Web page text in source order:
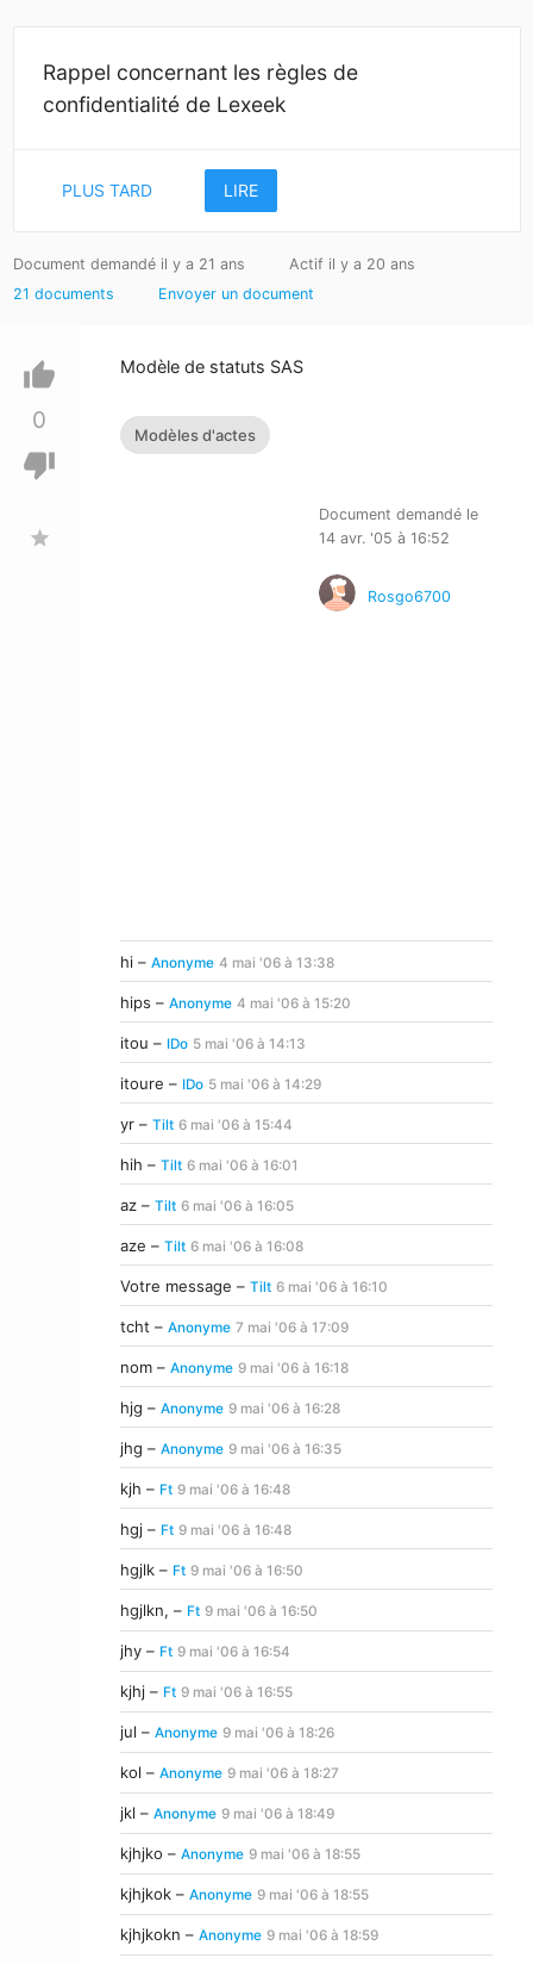
Rappel concernant les règles de
confidentialité de Lexeek
PLUS TARD LIRE
Document demandé il y a 21 ans
Actif il y a 20 ans
21 documents
Envoyer un document
thumb_up
0
thumb_down
star
Modèle de statuts SAS
Modèles d'actes
Document demandé le
14 avr. '05 à 16:52
Rosgo6700
hi – Anonyme 4 mai '06 à 13:38
hips – Anonyme 4 mai '06 à 15:20
itou – IDo 5 mai '06 à 14:13
itoure – IDo 5 mai '06 à 14:29
yr – Tilt 6 mai '06 à 15:44
hih – Tilt 6 mai '06 à 16:01
az – Tilt 6 mai '06 à 16:05
aze – Tilt 6 mai '06 à 16:08
Votre message – Tilt 6 mai '06 à 16:10
tcht – Anonyme 7 mai '06 à 17:09
nom – Anonyme 9 mai '06 à 16:18
hjg – Anonyme 9 mai '06 à 16:28
jhg – Anonyme 9 mai '06 à 16:35
kjh – Ft 9 mai '06 à 16:48
hgj – Ft 9 mai '06 à 16:48
hgjlk – Ft 9 mai '06 à 16:50
hgjlkn, – Ft 9 mai '06 à 16:50
jhy – Ft 9 mai '06 à 16:54
kjhj – Ft 9 mai '06 à 16:55
jul – Anonyme 9 mai '06 à 18:26
kol – Anonyme 9 mai '06 à 18:27
jkl – Anonyme 9 mai '06 à 18:49
kjhjko – Anonyme 9 mai '06 à 18:55
kjhjkok – Anonyme 9 mai '06 à 18:55
kjhjkokn – Anonyme 9 mai '06 à 18:59